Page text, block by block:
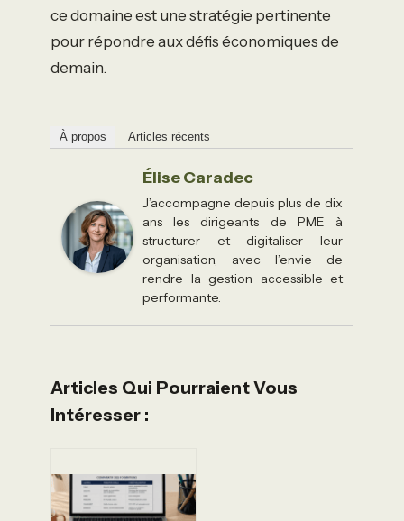
ce domaine est une stratégie pertinente
pour répondre aux défis économiques de
demain.
À propos Articles récents
Élise Caradec
J’accompagne depuis plus de dix
ans les dirigeants de PME à
structurer et digitaliser leur
organisation, avec l’envie de
rendre la gestion accessible et
performante.
Articles Qui Pourraient Vous
Intéresser :